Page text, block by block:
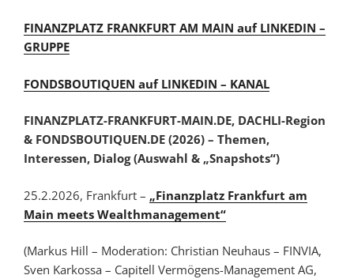
FINANZPLATZ FRANKFURT AM MAIN auf LINKEDIN –
GRUPPE
FONDSBOUTIQUEN auf LINKEDIN – KANAL
FINANZPLATZ-FRANKFURT-MAIN.DE, DACHLI-Region
& FONDSBOUTIQUEN.DE (2026) – Themen,
Interessen, Dialog (Auswahl & „Snapshots“)
25.2.2026, Frankfurt – „Finanzplatz Frankfurt am
Main meets Wealthmanagement“
(Markus Hill – Moderation: Christian Neuhaus – FINVIA,
Sven Karkossa – Capitell Vermögens-Management AG,